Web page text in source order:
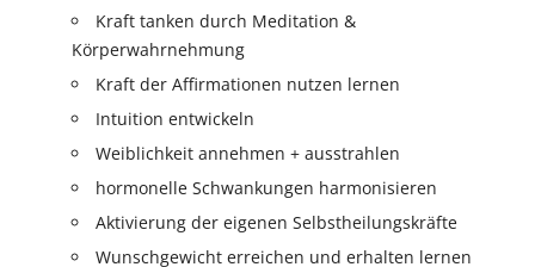
Kraft tanken durch Meditation &
Körperwahrnehmung
Kraft der Affirmationen nutzen lernen
Intuition entwickeln
Weiblichkeit annehmen + ausstrahlen
hormonelle Schwankungen harmonisieren
Aktivierung der eigenen Selbstheilungskräfte
Wunschgewicht erreichen und erhalten lernen